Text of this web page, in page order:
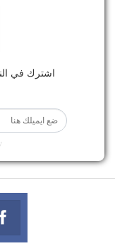
اشترك في